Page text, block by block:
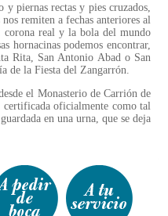
piernas rectas y pies cruzados,
remiten a fechas anteriores al
real y la bola del mundo
hornacinas podemos encontrar,
Rita, San Antonio Abad o San
de la Fiesta del Zangarrón.
el Monasterio de Carrión de
oficialmente como tal
en una urna, que se deja